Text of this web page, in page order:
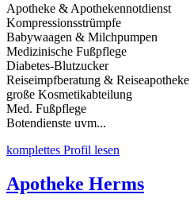
Apotheke & Apothekennotdienst
Kompressionsstrümpfe
Babywaagen & Milchpumpen
Medizinische Fußpflege
Diabetes-Blutzucker
Reiseimpfberatung & Reiseapotheke
große Kosmetikabteilung
Med. Fußpflege
Botendienste uvm...
komplettes Profil lesen
Apotheke Herms